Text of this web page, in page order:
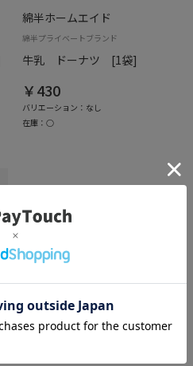
綿半ホームエイド
綿半プライベートブランド
牛乳 ドーナツ [1袋]
￥430
バリエーション：なし
在庫：○